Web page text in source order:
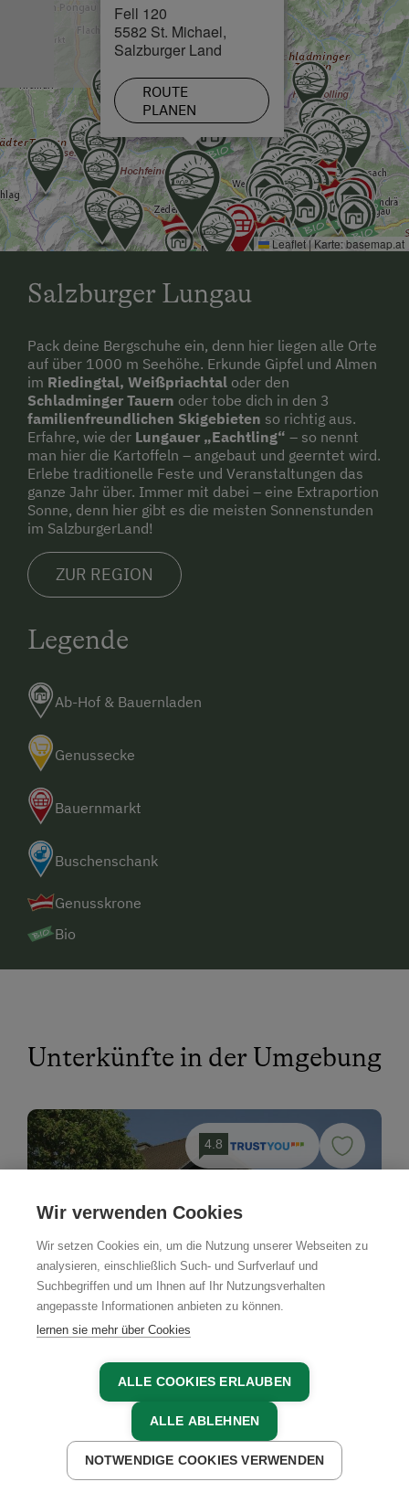
Fell 120
5582 St. Michael,
Salzburger Land
ROUTE
PLANEN
Leaflet | Karte:basemap.at
Salzburger Lungau
Pack deine Bergschuhe ein, denn hier liegen alle Orte
auf über 1000 m Seehöhe. Erkunde Gipfel und Almen
im Riedingtal, Weißpriachtal oder den
Schladminger Tauern oder tobe dich in den 3
familienfreundlichen Skigebieten so richtig aus.
Erfahre, wie der Lungauer „Eachtling“ – so nennt
man hier die Kartoffeln – angebaut und geerntet wird.
Erlebe traditionelle Feste und Veranstaltungen das
ganze Jahr über. Immer mit dabei – eine Extraportion
Sonne, denn hier gibt es die meisten Sonnenstunden
im SalzburgerLand!
ZUR REGION
Legende
Ab-Hof & Bauernladen
Genussecke
Bauernmarkt
Buschenschank
Genusskrone
Bio
Unterkünfte in der Umgebung
4.8
JETZT ANFRAGEN JETZT BUCHEN
Wir verwenden Cookies
Wir setzen Cookies ein, um die Nutzung unserer Webseiten zu
analysieren, einschließlich Such- und Surfverlauf und
Suchbegriffen und um Ihnen auf Ihr Nutzungsverhalten
angepasste Informationen anbieten zu können.
lernen sie mehr über Cookies
ALLE COOKIES ERLAUBEN
ALLE ABLEHNEN
NOTWENDIGE COOKIES VERWENDEN